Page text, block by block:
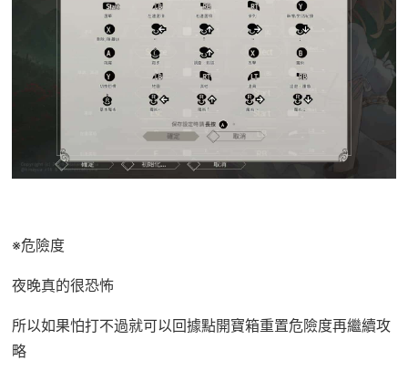
※危險度
夜晚真的很恐怖
所以如果怕打不過就可以回據點開寶箱重置危險度再繼續攻
略